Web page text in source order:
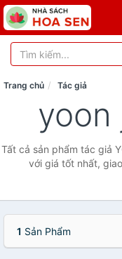
Trang chủ Tác giả
yoon
Tất cả sản phẩm tác giả
với giá tốt nhất,
1 Sản Phẩm